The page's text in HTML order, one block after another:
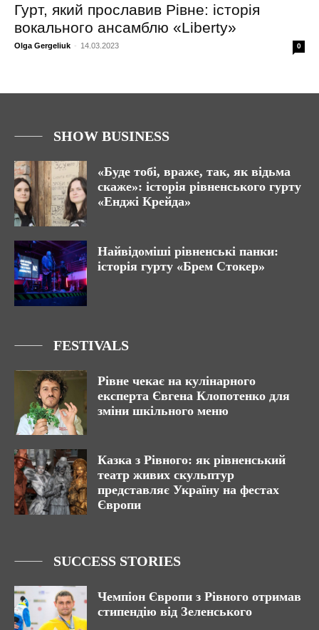
Гурт, який прославив Рівне: історія
вокального ансамблю «Liberty»
Olga Gergeliuk - 14.03.2023 0
SHOW BUSINESS
«Буде тобі, враже, так, як відьма
скаже»: історія рівненського гурту
«Енджі Крейда»
Найвідоміші рівненські панки:
історія гурту «Брем Стокер»
FESTIVALS
Рівне чекає на кулінарного
експерта Євгена Клопотенко для
зміни шкільного меню
Казка з Рівного: як рівненський
театр живих скульптур
представляє Україну на фестах
Європи
SUCCESS STORIES
Чемпіон Європи з Рівного отримав
стипендію від Зеленського